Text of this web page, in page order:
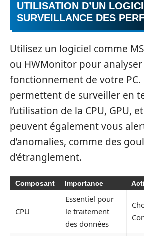
UTILISATION D’UN
SURVEILLANCE DES
Utilisez un logiciel comme
ou HWMonitor pour analyser
fonctionnement de votre PC.
permettent de surveiller en
l’utilisation de la CPU, GPU,
peuvent également vous
d’anomalies, comme des
d’étranglement.
Composant Importance
CPU
Essentiel pour
le traitement
des données